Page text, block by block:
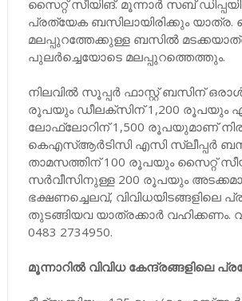
സൈറ്റ് സീയിങ്. മൂന്നാർ സബ്
പ്രത്യേക ബസിലായിരിക്കും യാത്ര.
മലപ്പുറത്തേക്കുള്ള ബസിൽ
പുലർച്ചെയോടെ മലപ്പുറത്തെത്തും.
നിലവിൽ സൂപ്പർ ഫാസ്റ്റ് ബസിന്
രൂപയും ഡീലക്സിന് 1,200 രൂപയും
ലോഫ്ലോറിന് 1,500 രൂപയുമാണ്
കെഎസ്ആർടിസി എസി സ്ലീപ്പർ
താമസത്തിന് 100 രൂപയും സൈറ്റ്
സർവീസിനുള്ള 200 രൂപയും
ഭക്ഷണച്ചെലവ്, വിവിധയിടങ്ങളിലെ
തുടങ്ങിയവ യാത്രക്കാർ വഹിക്കണം.
0483 2734950.
മൂന്നാറിൽ വിവിധ കേന്ദ്രങ്ങളിലെ